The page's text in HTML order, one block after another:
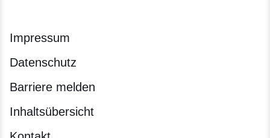
Impressum
Datenschutz
Barriere melden
Inhaltsübersicht